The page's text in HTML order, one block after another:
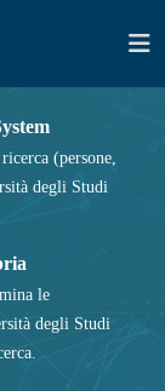
(persone,
degli Studi
le
degli Studi